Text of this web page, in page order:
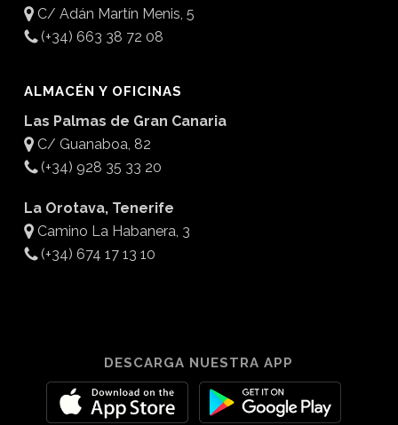
C/ Adán Martín Menis, 5
(+34) 663 38 72 08
ALMACÉN Y OFICINAS
Las Palmas de Gran Canaria
C/ Guanaboa, 82
(+34) 928 35 33 20
La Orotava, Tenerife
Camino La Habanera, 3
(+34) 674 17 13 10
DESCARGA NUESTRA APP